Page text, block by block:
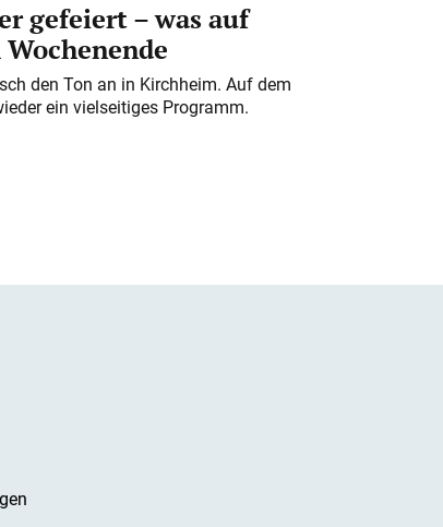
gefeiert – was auf
den Ton an in Kirchheim. Auf dem
ein vielseitiges Programm.